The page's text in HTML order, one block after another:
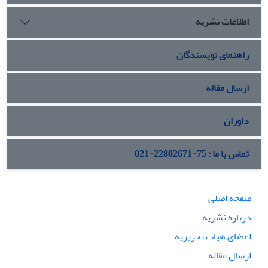
اطلاعات نشریه
راهنمای نویسندگان
ارسال مقاله
داوران
تماس با ما : 75-22802671-021
صفحه اصلی
درباره نشریه
اعضای هیات تحریریه
ارسال مقاله